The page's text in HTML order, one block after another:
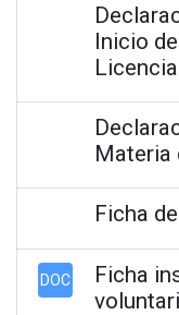
Inicio
Materia
Ficha
DOC
Ficha